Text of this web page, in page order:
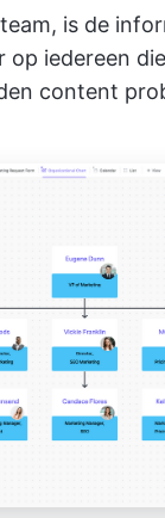
is de
op iedereen
content